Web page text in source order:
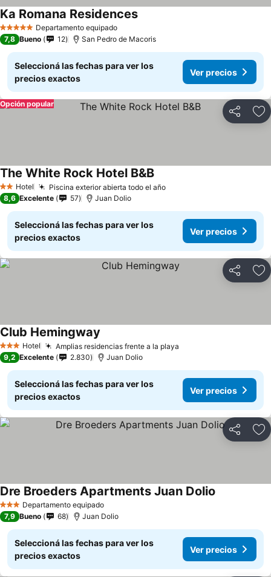
5 Estrellas Departamento equipado
Ka Romana ResidencesVer precios
7,8 Bueno 12 San Pedro de Macoris
Seleccioná las fechas para ver los
precios exactos
Ver precios
Compartir
Opción popular
2 Estrellas
Hotel Piscina exterior abierta todo el añoVer precios
The White Rock Hotel B&BVer precios
8,6 Excelente 57 Juan Dolio
Seleccioná las fechas para ver los
precios exactos
Ver precios
Compartir
3 Estrellas
Hotel Amplias residencias frente a la playa
Club Hemingway
9,2 Excelente 2.830 Juan Dolio
Seleccioná las fechas para ver los
precios exactos
Ver precios
Compartir
3 EstrellasDepartamento equipado
Dre Broeders Apartments Juan Dolio
7,9 Bueno 68 Juan Dolio
Seleccioná las fechas para ver los
precios exactos
Ver precios